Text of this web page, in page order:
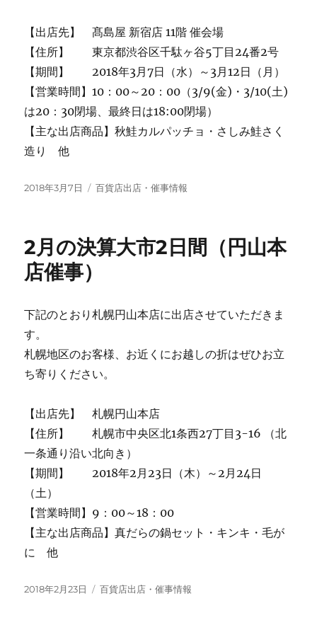
【出店先】 髙島屋 新宿店 11階 催会場
【住所】 東京都渋谷区千駄ヶ谷5丁目24番2号
【期間】 2018年3月7日（水）～3月12日（月）
【営業時間】10：00～20：00（3/9(金)・3/10(土)
は20：30閉場、最終日は18:00閉場）
【主な出店商品】秋鮭カルパッチョ・さしみ鮭さく
造り 他
投
2018年3月7日
カ
ー
百貨店出店・催事情報
2月の決算大市2日間（円山本
店催事）
下記のとおり札幌円山本店に出店させていただきま
す。
札幌地区のお客様、お近くにお越しの折はぜひお立
ち寄りください。
【出店先】 札幌円山本店
【住所】 札幌市中央区北1条西27丁目3-16 （北
一条通り沿い北向き）
【期間】 2018年2月23日（木）～2月24日
（土）
【営業時間】9：00～18：00
【主な出店商品】真だらの鍋セット・キンキ・毛が
に 他
投
2018年2月23日
カ
百貨店出店・催事情報